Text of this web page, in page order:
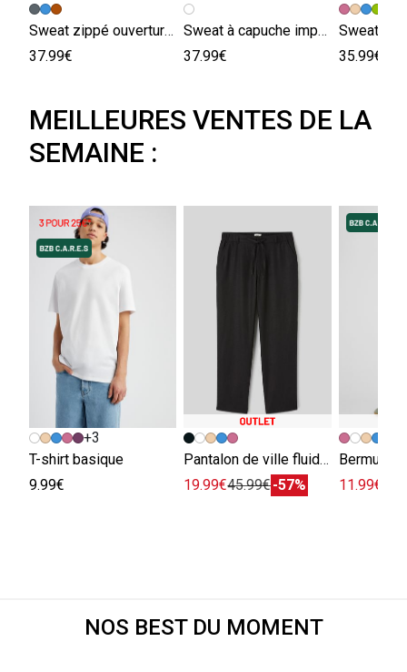
Sweat zippé ouverture double
37.99€
Sweat à capuche imprimé devant / dos
37.99€
Sweat
35.99€
MEILLEURES VENTES DE LA
SEMAINE :
+3
T-shirt basique
9.99€
Pantalon de ville fluide viscose lin
19.99€45.99€-57%
Bermuda
11.99€
NOS BEST DU MOMENT